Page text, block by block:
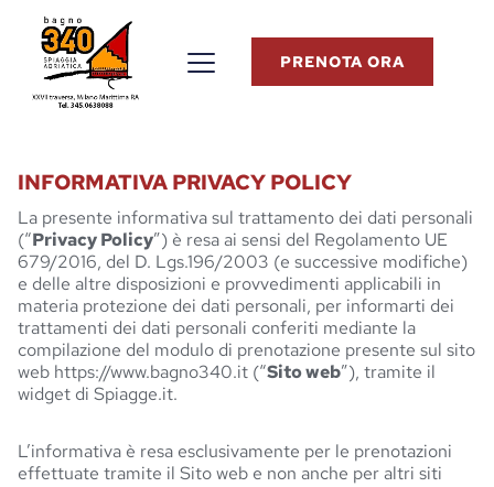
PRENOTA ORA
INFORMATIVA PRIVACY POLICY
La presente informativa sul trattamento dei dati personali
(“Privacy Policy”) è resa ai sensi del Regolamento UE
679/2016, del D. Lgs.196/2003 (e successive modifiche)
e delle altre disposizioni e provvedimenti applicabili in
materia protezione dei dati personali, per informarti dei
trattamenti dei dati personali conferiti mediante la
compilazione del modulo di prenotazione presente sul sito
web https://www.bagno340.it (“Sito web”), tramite il
widget di Spiagge.it.
L’informativa è resa esclusivamente per le prenotazioni
effettuate tramite il Sito web e non anche per altri siti